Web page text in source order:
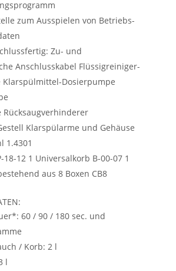
zum Ausspielen von Betriebs-
Zu- und
Anschlusskabel Flüssigreiniger-
Klarspülmittel-Dosierpumpe
Klarspülarme und Gehäuse
1.4301
18-12 1 Universalkorb B-00-07 1
aus 8 Boxen CB8
60 / 90 / 180 sec. und
/ Korb: 2 l
l